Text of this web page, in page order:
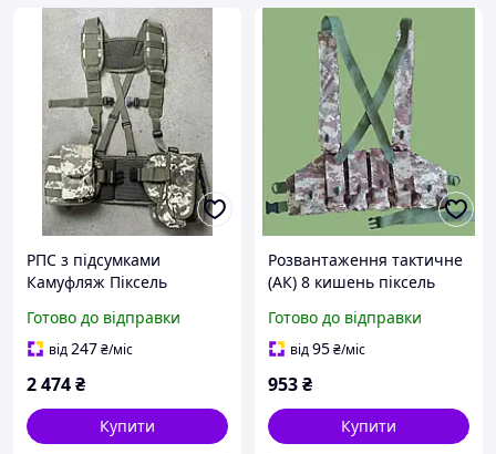
РПС з підсумками
Камуфляж Піксель
Розвантаження MOLLE
PMX
Готово до відправки
від247₴/міс
2 474₴
Купити
Розвантаження тактичне
(АК) 8 кишень піксель
Готово до відправки
від95₴/міс
953₴
Купити